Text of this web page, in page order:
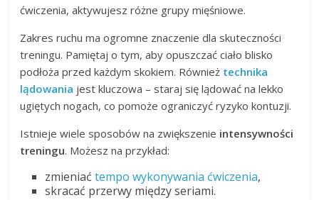
ćwiczenia, aktywujesz różne grupy mięśniowe.
Zakres ruchu ma ogromne znaczenie dla skuteczności
treningu. Pamiętaj o tym, aby opuszczać ciało blisko
podłoża przed każdym skokiem. Również technika
lądowania jest kluczowa – staraj się lądować na lekko
ugiętych nogach, co pomoże ograniczyć ryzyko kontuzji.
Istnieje wiele sposobów na zwiększenie intensywności
treningu. Możesz na przykład:
zmieniaćtempo wykonywania ćwiczenia,
skracać przerwy między seriami.